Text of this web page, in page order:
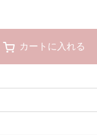
カートに入れる